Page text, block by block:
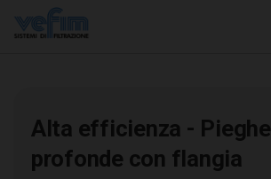
Alta efficienza - Pieghe
profonde con flangia